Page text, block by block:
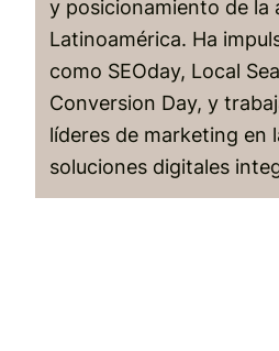
y posicionamiento de la
Latinoamérica. Ha
como SEOday, Local
Conversion Day, y
líderes de marketing en
soluciones digitales